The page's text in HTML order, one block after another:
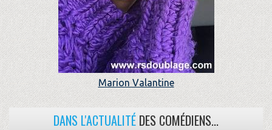
Marion Valantine
DANS L'ACTUALITÉ DES COMÉDIENS...